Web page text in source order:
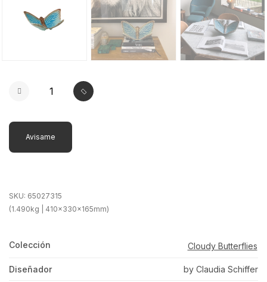
Avisame
SKU: 65027315
(1.490kg | 410x330x165mm)
Colección Cloudy Butterflies
Diseñador by Claudia Schiffer